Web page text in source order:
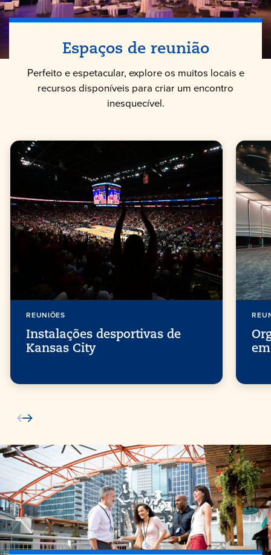
Espaços de reunião
Perfeito e espetacular, explore os muitos locais e
recursos disponíveis para criar um encontro
inesquecível.
REUNIÕES
Instalações desportivas de
Kansas City